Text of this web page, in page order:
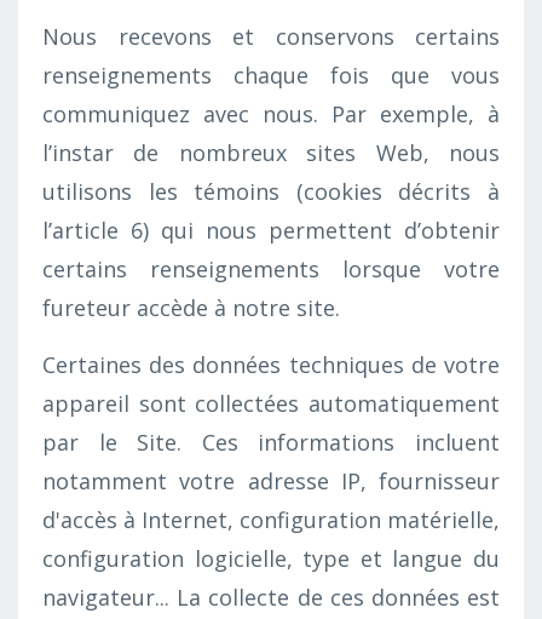
Nous recevons et conservons certains
renseignements chaque fois que vous
communiquez avec nous. Par exemple, à
l’instar de nombreux sites Web, nous
utilisons les témoins (cookies décrits à
l’article 6) qui nous permettent d’obtenir
certains renseignements lorsque votre
fureteur accède à notre site.
Certaines des données techniques de votre
appareil sont collectées automatiquement
par le Site. Ces informations incluent
notamment votre adresse IP, fournisseur
d'accès à Internet, configuration matérielle,
configuration logicielle, type et langue du
navigateur... La collecte de ces données est